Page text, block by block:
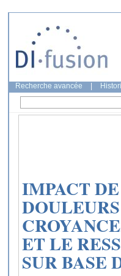
Recherche avancée
IMPACT
ET LE
SUR BASE